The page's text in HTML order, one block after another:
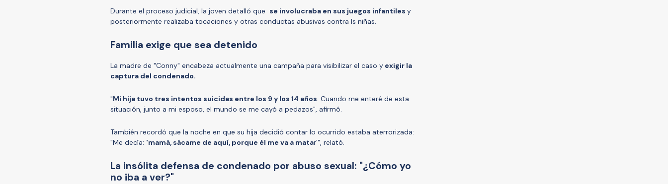
Durante el proceso judicial, la joven detalló que se involucraba en sus juegos infantiles y
posteriormente realizaba tocaciones y otras conductas abusivas contra ls niñas.
Familia exige que sea detenido
La madre de "Conny" encabeza actualmente una campaña para visibilizar el caso y exigir la
captura del condenado.
"Mi hija tuvo tres intentos suicidas entre los 9 y los 14 años. Cuando me enteré de esta
situación, junto a mi esposo, el mundo se me cayó a pedazos", afirmó.
También recordó que la noche en que su hija decidió contar lo ocurrido estaba aterrorizada:
"Me decía: 'mamá, sácame de aquí, porque él me va a matar'", relató.
La insólita defensa de condenado por abuso sexual: "¿Cómo yo
no iba a ver?"